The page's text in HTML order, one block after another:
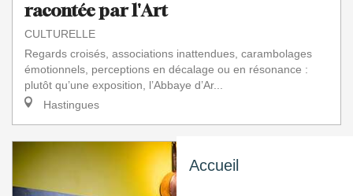
Accueil
racontée par l'Art
CULTURELLE
Regards croisés, associations inattendues, carambolages
émotionnels, perceptions en décalage ou en résonance :
plutôt qu’une exposition, l’Abbaye d’Ar...
Hastingues